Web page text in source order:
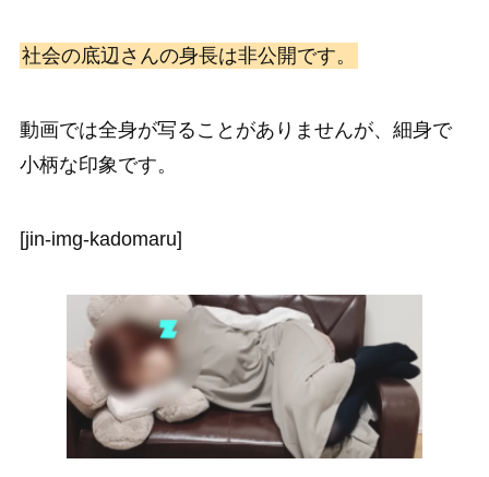
社会の底辺さんの身長は非公開です。
動画では全身が写ることがありませんが、細身で
小柄な印象です。
[jin-img-kadomaru]